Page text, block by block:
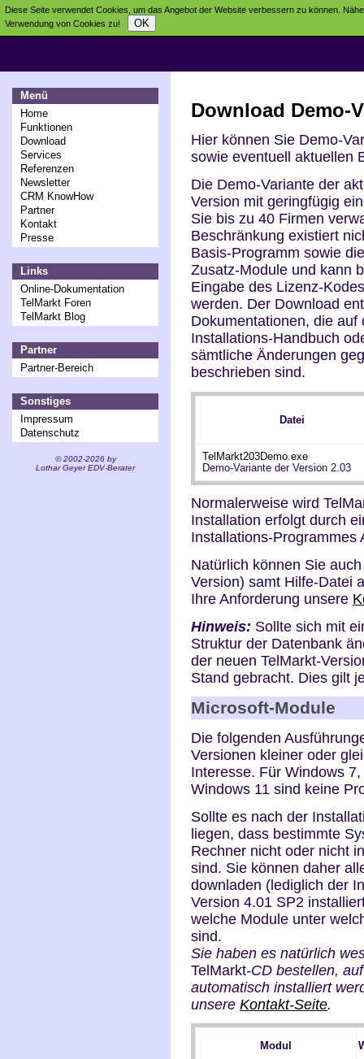
Menü
Home
Funktionen
Download
Services
Referenzen
Newsletter
CRM KnowHow
Partner
Kontakt
Presse
Links
Online-Dokumentation
TelMarkt Foren
TelMarkt Blog
Partner
Partner-Bereich
Sonstiges
Impressum
Datenschutz
© 2002-2026 by
Lothar Geyer EDV-Berater
Download Demo-
Hier können Sie Demo-
sowie eventuell aktuellen
Die Demo-Variante der
Version mit geringfügig
Sie bis zu 40 Firmen
Beschränkung existiert
Basis-Programm sowie
Zusatz-Module und kann
Eingabe des Lizenz-
werden. Der Download
Dokumentationen, die
Installations-Handbuch
sämtliche Änderungen
beschrieben sind.
Datei
TelMarkt203Demo.exe
Demo-Variante der Version 2.03
Normalerweise wird
Installation erfolgt durch
Installations-Programmes
Natürlich können Sie
Version) samt Hilfe-Datei
Ihre Anforderung unsere
Hinweis: Sollte sich mit
Struktur der Datenbank
der neuen TelMarkt-
Stand gebracht. Dies gilt
Microsoft-Module
Die folgenden
Versionen kleiner oder
Interesse. Für Windows
Windows 11 sind keine
Sollte es nach der
liegen, dass bestimmte
Rechner nicht oder nicht
sind. Sie können daher
downladen (lediglich der
Version 4.01 SP2
welche Module unter
sind.
Sie haben es natürlich
TelMarkt-CD bestellen,
automatisch installiert
unsere Kontakt-Seite.
Modul
Diese Seite verwendet Cookies, um das Angebot der Website verbessern zu können.
Verwendung von Cookies zu!
OK